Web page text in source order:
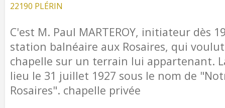
22190 PLÉRIN
C'est M. Paul MARTEROY, initiateur dès
station balnéaire aux Rosaires, qui
chapelle sur un terrain lui appartenant.
lieu le 31 juillet 1927 sous le nom de
Rosaires". chapelle privée